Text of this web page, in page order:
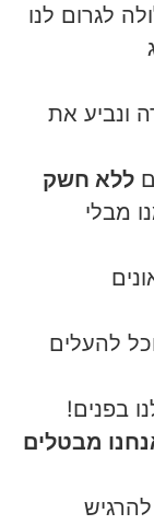
לגרום לנו
ונביע את
ללא חשק
מבלי
להעלים
בפנים!
מבטלים
להרגיש